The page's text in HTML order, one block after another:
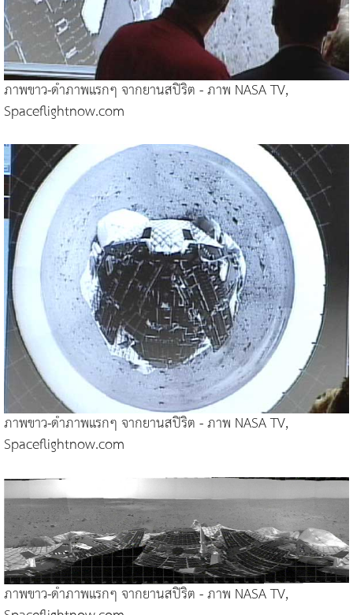
ภาพขาว-ดำภาพแรกๆ จากยานสปิริต - ภาพ NASA TV,
Spaceflightnow.com
ภาพขาว-ดำภาพแรกๆ จากยานสปิริต - ภาพ NASA TV,
Spaceflightnow.com
ภาพขาว-ดำภาพแรกๆ จากยานสปิริต - ภาพ NASA TV,